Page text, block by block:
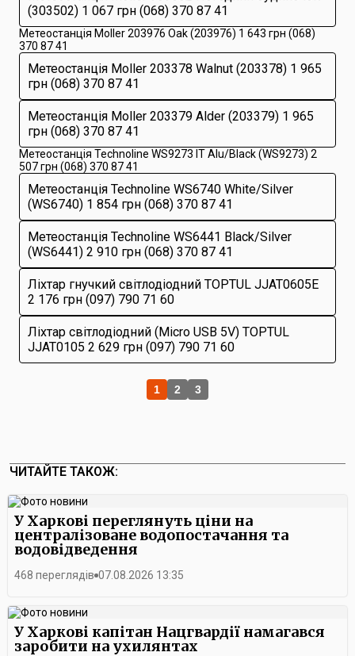
(303502) 1 067 грн (068) 370 87 41
Метеостанція Moller 203976 Oak (203976) 1 643 грн (068)
370 87 41
Метеостанція Moller 203378 Walnut (203378) 1 965
грн (068) 370 87 41
Метеостанція Moller 203379 Alder (203379) 1 965
грн (068) 370 87 41
Метеостанція Technoline WS9273 IT Alu/Black (WS9273) 2
507 грн (068) 370 87 41
Метеостанція Technoline WS6740 White/Silver
(WS6740) 1 854 грн (068) 370 87 41
Метеостанція Technoline WS6441 Black/Silver
(WS6441) 2 910 грн (068) 370 87 41
Ліхтар гнучкий світлодіодний TOPTUL JJAT0605E
2 176 грн (097) 790 71 60
Ліхтар світлодіодний (Micro USB 5V) TOPTUL
JJAT0105 2 629 грн (097) 790 71 60
1 2 3
ЧИТАЙТЕ ТАКОЖ:
У Харкові переглянуть ціни на
централізоване водопостачання та
водовідведення
468 переглядів 07.08.2026 13:35
У Харкові капітан Нацгвардії намагався
заробити на ухилянтах